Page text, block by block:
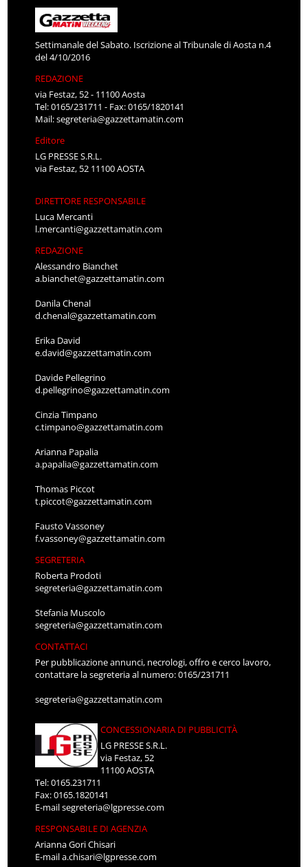
Settimanale del Sabato. Iscrizione al Tribunale di Aosta n.4
del 4/10/2016
REDAZIONE
via Festaz, 52 - 11100 Aosta
Tel: 0165/231711 - Fax: 0165/1820141
Mail:segreteria@gazzettamatin.com
Editore
LG PRESSE S.R.L.
via Festaz, 52 11100 AOSTA
DIRETTORE RESPONSABILE
Luca Mercanti
l.mercanti@gazzettamatin.com
REDAZIONE
Alessandro Bianchet
a.bianchet@gazzettamatin.com
Danila Chenal
d.chenal@gazzettamatin.com
Erika David
e.david@gazzettamatin.com
Davide Pellegrino
d.pellegrino@gazzettamatin.com
Cinzia Timpano
c.timpano@gazzettamatin.com
Arianna Papalia
a.papalia@gazzettamatin.com
Thomas Piccot
t.piccot@gazzettamatin.com
Fausto Vassoney
f.vassoney@gazzettamatin.com
SEGRETERIA
Roberta Prodoti
segreteria@gazzettamatin.com
Stefania Muscolo
segreteria@gazzettamatin.com
CONTATTACI
Per pubblicazione annunci, necrologi, offro e cerco lavoro,
contattare la segreteria al numero: 0165/231711
segreteria@gazzettamatin.com
CONCESSIONARIA DI PUBBLICITÀ
LG PRESSE S.R.L.
via Festaz, 52
11100 AOSTA
Tel: 0165.231711
Fax: 0165.1820141
E-mailsegreteria@lgpresse.com
RESPONSABILE DI AGENZIA
Arianna Gori Chisari
E-maila.chisari@lgpresse.com